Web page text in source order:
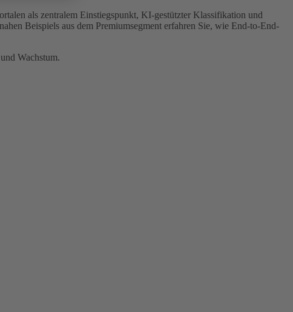
als zentralem Einstiegspunkt, KI-gestützter Klassifikation und
Beispiels aus dem Premiumsegment erfahren Sie, wie End-to-End-
Wachstum.